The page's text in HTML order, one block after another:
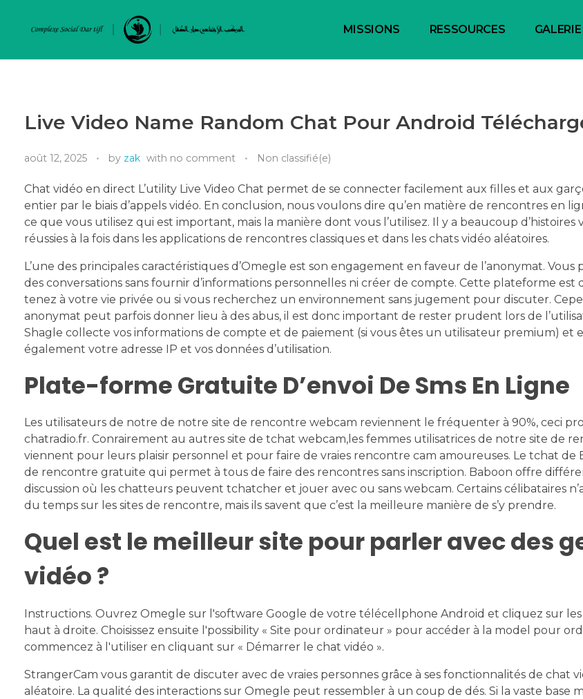
MISSIONS RESSOURCES GALERIE
Live Video Name Random Chat Pour Android
août 12, 2025 by zak with no comment Non classifié(e)
Chat vidéo en direct L’utility Live Video Chat permet de se connecter facilement aux filles et aux
entier par le biais d’appels vidéo. En conclusion, nous voulons dire qu’en matière de rencontres en
ce que vous utilisez qui est important, mais la manière dont vous l’utilisez. Il y a beaucoup d’histoires
réussies à la fois dans les applications de rencontres classiques et dans les chats vidéo aléatoires.
L’une des principales caractéristiques d’Omegle est son engagement en faveur de l’anonymat. Vous
des conversations sans fournir d’informations personnelles ni créer de compte. Cette plateforme est
tenez à votre vie privée ou si vous recherchez un environnement sans jugement pour discuter.
anonymat peut parfois donner lieu à des abus, il est donc important de rester prudent lors de
Shagle collecte vos informations de compte et de paiement (si vous êtes un utilisateur premium) et
également votre adresse IP et vos données d’utilisation.
Plate-forme Gratuite D’envoi De Sms En Ligne
Les utilisateurs de notre de notre site de rencontre webcam reviennent le fréquenter à 90%, ceci
chatradio.fr. Conrairement au autres site de tchat webcam,les femmes utilisatrices de notre site de
viennent pour leurs plaisir personnel et pour faire de vraies rencontre cam amoureuses. Le tchat de
de rencontre gratuite qui permet à tous de faire des rencontres sans inscription. Baboon offre
discussion où les chatteurs peuvent tchatcher et jouer avec ou sans webcam. Certains célibataires
du temps sur les sites de rencontre, mais ils savent que c’est la meilleure manière de s’y prendre.
Quel est le meilleur site pour parler avec des
vidéo ?
Instructions. Ouvrez Omegle sur l'software Google de votre télécellphone Android et cliquez sur les
haut à droite. Choisissez ensuite l'possibility « Site pour ordinateur » pour accéder à la model pour
commencez à l'utiliser en cliquant sur « Démarrer le chat vidéo ».
StrangerCam vous garantit de discuter avec de vraies personnes grâce à ses fonctionnalités de chat
aléatoire. La qualité des interactions sur Omegle peut ressembler à un coup de dés. Si la vaste base